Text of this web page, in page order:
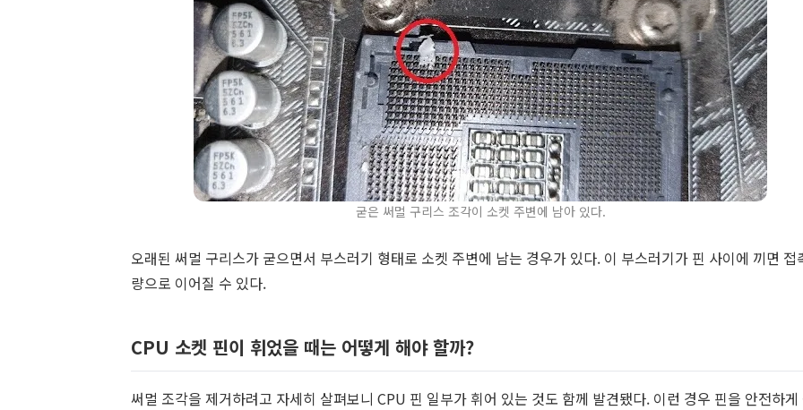
굳은 써멀 구리스 조각이 소켓 주변에 남아 있다.
오래된 써멀 구리스가 굳으면서 부스러기 형태로 소켓 주변에 남는 경우가 있다. 이 부스러기가 핀 사이에 끼면 접
량으로 이어질 수 있다.
CPU 소켓 핀이 휘었을 때는 어떻게 해야 할까?
써멀 조각을 제거하려고 자세히 살펴보니 CPU 핀 일부가 휘어 있는 것도 함께 발견됐다. 이런 경우 핀을 안전하게